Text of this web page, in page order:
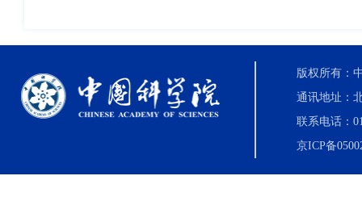
版权所有：
通讯地址：
联系电话：
京ICP备